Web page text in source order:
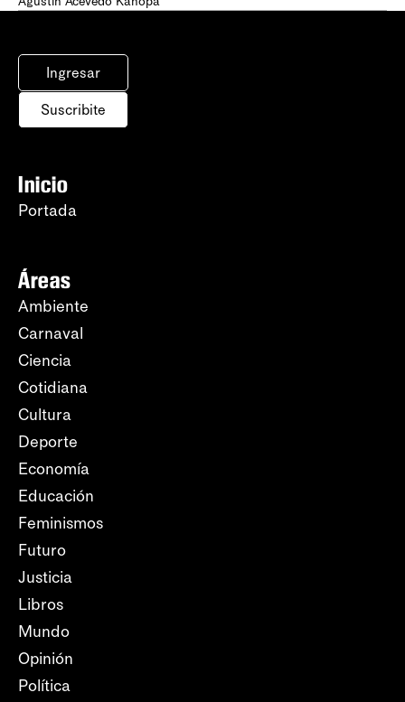
Ingresar
Suscribite
Inicio
Portada
Áreas
Ambiente
Carnaval
Ciencia
Cotidiana
Cultura
Deporte
Economía
Educación
Feminismos
Futuro
Justicia
Libros
Mundo
Opinión
Política